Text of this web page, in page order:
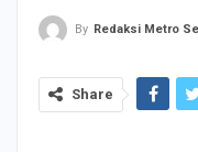
By Redaksi Metro
Share